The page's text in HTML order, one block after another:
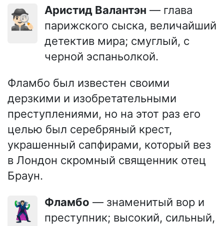
🕵🏻‍♂️ Аристид Валантэн — глава
парижского сыска, величайший
детектив мира; смуглый, с
черной эспаньолкой.
Фламбо был известен своими
дерзкими и изобретательными
преступлениями, но на этот раз его
целью был серебряный крест,
украшенный сапфирами, который вез
в Лондон скромный священник отец
Браун.
🦹🏻‍♂️ Фламбо — знаменитый вор и
преступник; высокий, сильный,